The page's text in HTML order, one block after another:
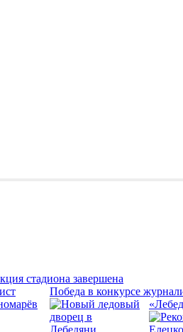
стадиона завершена
Победа в конкурсе